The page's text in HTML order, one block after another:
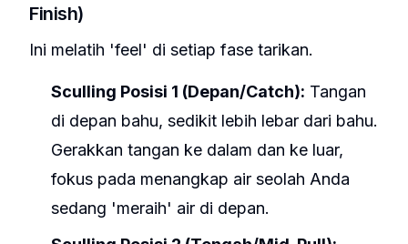
Finish)
Ini melatih 'feel' di setiap fase tarikan.
Sculling Posisi 1 (Depan/Catch): Tangan
di depan bahu, sedikit lebih lebar dari bahu.
Gerakkan tangan ke dalam dan ke luar,
fokus pada menangkap air seolah Anda
sedang 'meraih' air di depan.